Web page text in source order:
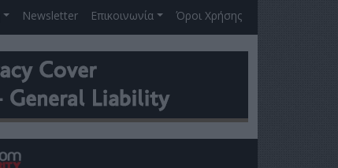
Newsletter Επικοινωνία Όροι Χρήσης